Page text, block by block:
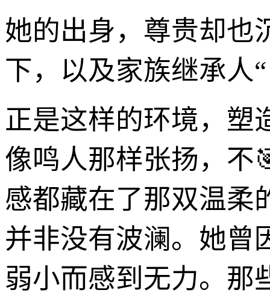
她的出身，尊贵却也
下，以及家族继承人
正是这样的环境，塑
像鸣人那样张扬，不
感都藏在了那双温柔
并非没有波澜。她曾
弱小而感到无力。那